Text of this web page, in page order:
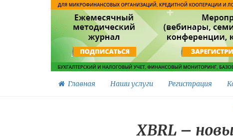
Главная Наши услуги Регистрация
XBRL –